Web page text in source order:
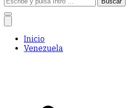
Inicio
Venezuela